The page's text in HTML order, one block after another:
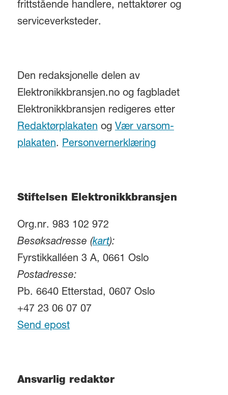
frittstående handlere, nettaktører og
serviceverksteder.
Den redaksjonelle delen av
Elektronikkbransjen.no og fagbladet
Elektronikkbransjen redigeres etter
Redaktørplakatenog Vær varsom-
plakaten. Personvernerklæring
Stiftelsen Elektronikkbransjen
Org.nr. 983 102 972
Besøksadresse (kart):
Fyrstikkalléen 3 A, 0661 Oslo
Postadresse:
Pb. 6640 Etterstad, 0607 Oslo
+47 23 06 07 07
Send epost
Ansvarlig redaktør